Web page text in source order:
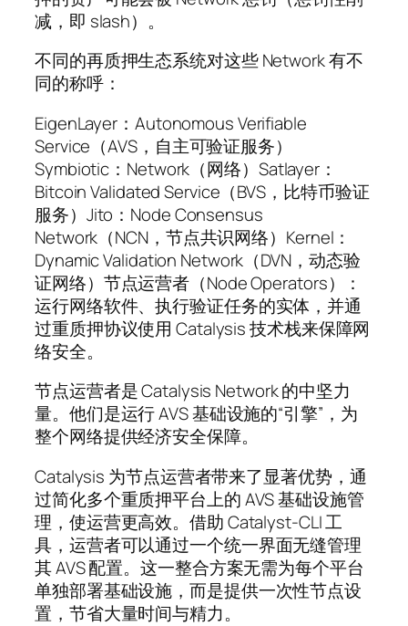
减，即 slash）。
不同的再质押生态系统对这些 Network 有不
同的称呼：
EigenLayer：Autonomous Verifiable
Service（AVS，自主可验证服务）
Symbiotic：Network（网络）Satlayer：
Bitcoin Validated Service（BVS，比特币验证
服务）Jito：Node Consensus
Network（NCN，节点共识网络）Kernel：
Dynamic Validation Network（DVN，动态验
证网络）节点运营者（Node Operators）：
运行网络软件、执行验证任务的实体，并通
过重质押协议使用 Catalysis 技术栈来保障网
络安全。
节点运营者是 Catalysis Network 的中坚力
量。他们是运行 AVS 基础设施的“引擎”，为
整个网络提供经济安全保障。
Catalysis 为节点运营者带来了显著优势，通
过简化多个重质押平台上的 AVS 基础设施管
理，使运营更高效。借助 Catalyst-CLI 工
具，运营者可以通过一个统一界面无缝管理
其 AVS 配置。这一整合方案无需为每个平台
单独部署基础设施，而是提供一次性节点设
置，节省大量时间与精力。